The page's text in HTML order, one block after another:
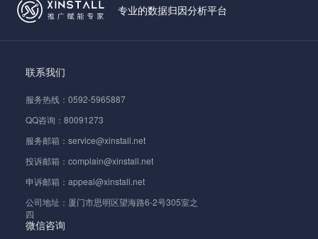
专业的数据归因分析平台
联系我们
服务热线：0592-5965887
QQ咨询：80091273
服务邮箱：service@xinstall.net
投诉邮箱：complain@xinstall.net
申诉邮箱：appeal@xinstall.net
公司地址：厦门市思明区望海路6-2号305室之
四
微信咨询